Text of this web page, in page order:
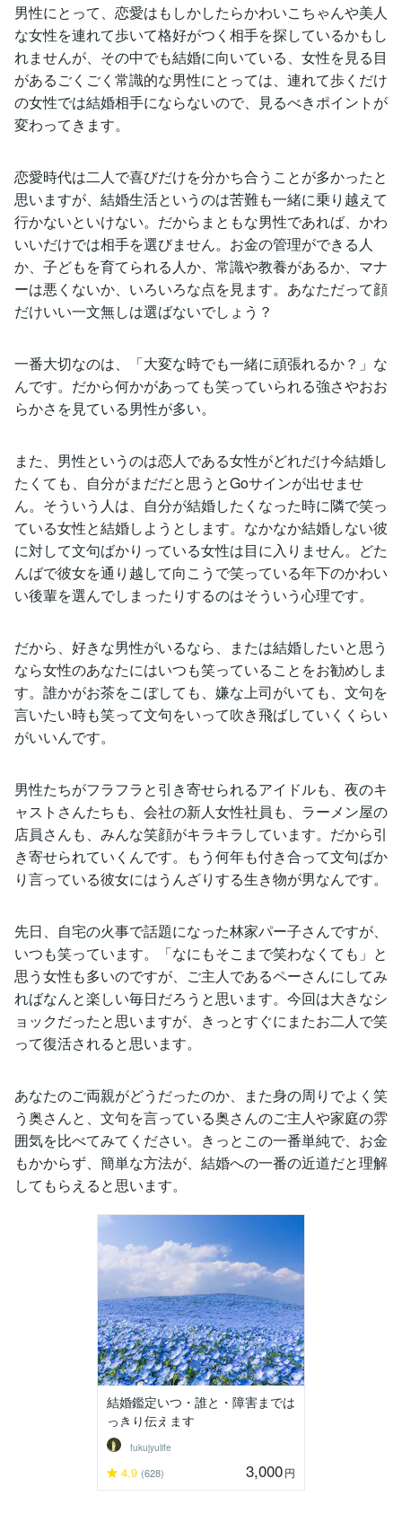
男性にとって、恋愛はもしかしたらかわいこちゃんや美人
な女性を連れて歩いて格好がつく相手を探しているかもし
れませんが、その中でも結婚に向いている、女性を見る目
があるごくごく常識的な男性にとっては、連れて歩くだけ
の女性では結婚相手にならないので、見るべきポイントが
変わってきます。
恋愛時代は二人で喜びだけを分かち合うことが多かったと
思いますが、結婚生活というのは苦難も一緒に乗り越えて
行かないといけない。だからまともな男性であれば、かわ
いいだけでは相手を選びません。お金の管理ができる人
か、子どもを育てられる人か、常識や教養があるか、マナ
ーは悪くないか、いろいろな点を見ます。あなただって顔
だけいい一文無しは選ばないでしょう？
一番大切なのは、「大変な時でも一緒に頑張れるか？」な
んです。だから何かがあっても笑っていられる強さやおお
らかさを見ている男性が多い。
また、男性というのは恋人である女性がどれだけ今結婚し
たくても、自分がまだだと思うとGoサインが出せませ
ん。そういう人は、自分が結婚したくなった時に隣で笑っ
ている女性と結婚しようとします。なかなか結婚しない彼
に対して文句ばかりっている女性は目に入りません。どた
んばで彼女を通り越して向こうで笑っている年下のかわい
い後輩を選んでしまったりするのはそういう心理です。
だから、好きな男性がいるなら、または結婚したいと思う
なら女性のあなたにはいつも笑っていることをお勧めしま
す。誰かがお茶をこぼしても、嫌な上司がいても、文句を
言いたい時も笑って文句をいって吹き飛ばしていくくらい
がいいんです。
男性たちがフラフラと引き寄せられるアイドルも、夜のキ
ャストさんたちも、会社の新人女性社員も、ラーメン屋の
店員さんも、みんな笑顔がキラキラしています。だから引
き寄せられていくんです。もう何年も付き合って文句ばか
り言っている彼女にはうんざりする生き物が男なんです。
先日、自宅の火事で話題になった林家パー子さんですが、
いつも笑っています。「なにもそこまで笑わなくても」と
思う女性も多いのですが、ご主人であるペーさんにしてみ
ればなんと楽しい毎日だろうと思います。今回は大きなシ
ョックだったと思いますが、きっとすぐにまたお二人で笑
って復活されると思います。
あなたのご両親がどうだったのか、また身の周りでよく笑
う奥さんと、文句を言っている奥さんのご主人や家庭の雰
囲気を比べてみてください。きっとこの一番単純で、お金
もかからず、簡単な方法が、結婚への一番の近道だと理解
してもらえると思います。
結婚鑑定いつ・誰と・障害までは
っきり伝えます
fukujyulife
4.9 (628) 3,000円